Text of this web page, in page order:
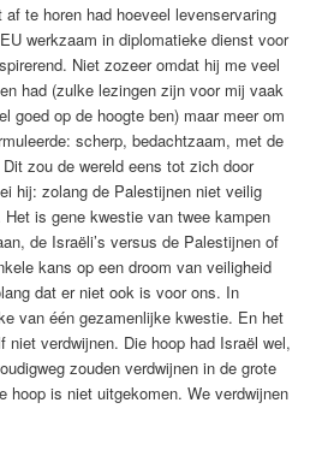
te horen had hoeveel levenservaring
werkzaam in diplomatieke dienst voor
Niet zozeer omdat hij me veel
had (zulke lezingen zijn voor mij vaak
goed op de hoogte ben) maar meer om
scherp, bedachtzaam, met de
zou de wereld eens tot zich door
hij: zolang de Palestijnen niet veilig
is gene kwestie van twee kampen
de Israëli’s versus de Palestijnen of
kans op een droom van veiligheid
dat er niet ook is voor ons. In
van één gezamenlijke kwestie. En het
niet verdwijnen. Die hoop had Israël wel,
zouden verdwijnen in de grote
hoop is niet uitgekomen. We verdwijnen